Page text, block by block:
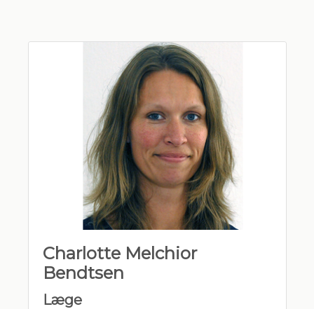
Charlotte Melchior
Bendtsen
Læge